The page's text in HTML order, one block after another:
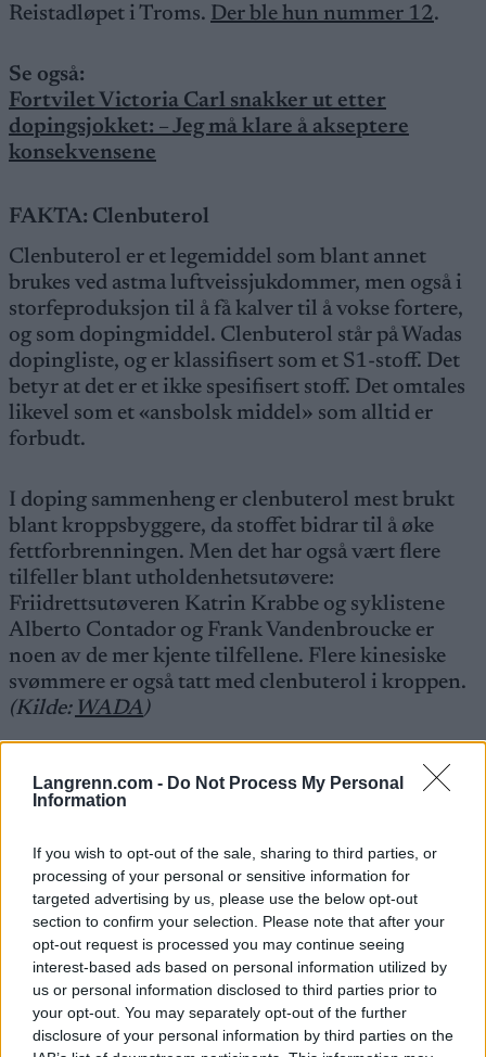
Langrenn.com - Do Not Process My Personal
Information
If you wish to opt-out of the sale, sharing to third parties, or
processing of your personal or sensitive information for
targeted advertising by us, please use the below opt-out
section to confirm your selection. Please note that after your
opt-out request is processed you may continue seeing
interest-based ads based on personal information utilized by
us or personal information disclosed to third parties prior to
your opt-out. You may separately opt-out of the further
disclosure of your personal information by third parties on the
Reistadløpet i Troms. Der ble hun nummer 12.
Se også:
Fortvilet Victoria Carl snakker ut etter
dopingsjokket: – Jeg må klare å akseptere
konsekvensene
FAKTA: Clenbuterol
Clenbuterol er et legemiddel som blant annet
brukes ved astma luftveissjukdommer, men også i
storfeproduksjon til å få kalver til å vokse fortere,
og som dopingmiddel. Clenbuterol står på Wadas
dopingliste, og er klassifisert som et S1-stoff. Det
betyr at det er et ikke spesifisert stoff. Det omtales
likevel som et «ansbolsk middel» som alltid er
forbudt.
I doping sammenheng er clenbuterol mest brukt
blant kroppsbyggere, da stoffet bidrar til å øke
fettforbrenningen. Men det har også vært flere
tilfeller blant utholdenhetsutøvere:
Friidrettsutøveren Katrin Krabbe og syklistene
Alberto Contador og Frank Vandenbroucke er
noen av de mer kjente tilfellene. Flere kinesiske
svømmere er også tatt med clenbuterol i kroppen.
(Kilde: WADA)
Hva skjer videre nå?
Nå er saken under etterforskning fra det tyske
utestengelse, må da trene alene og kan ikke
konkurrere og går i så fall høyst sannsynlig glipp
av OL 2026, sier ekspertkommentator Thorsten
vom Wege fra Sportschaupå den tyske kanalen
ARD.
Carl selv og det tyske skiforbundet håper at saken